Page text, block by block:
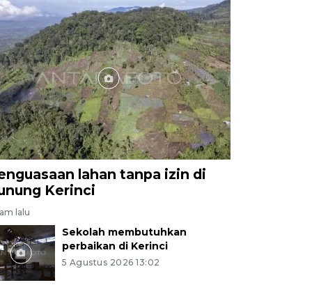
lahan tanpa izin di
Kerinci
lalu
Sekolah membutuhkan
perbaikan di Kerinci
5 Agustus 2026 13:02